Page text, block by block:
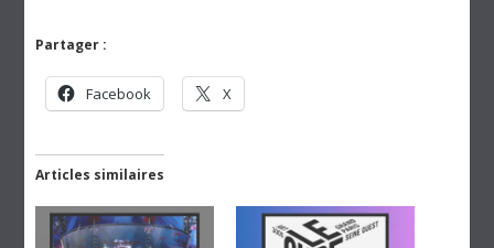
Partager :
Facebook X
Articles similaires